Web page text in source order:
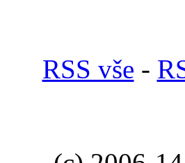
RSS vše -